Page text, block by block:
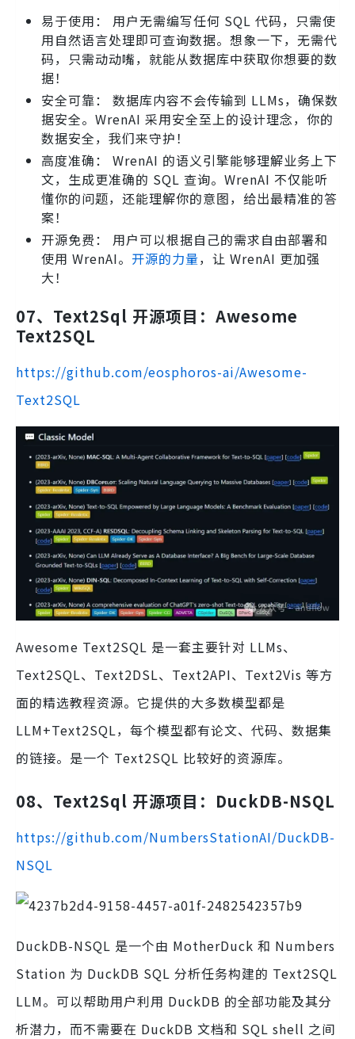
易于使用： 用户无需编写任何 SQL 代码，只需使
用自然语言处理即可查询数据。想象一下，无需代
码，只需动动嘴，就能从数据库中获取你想要的数
据！
安全可靠： 数据库内容不会传输到 LLMs，确保数
据安全。WrenAI 采用安全至上的设计理念，你的
数据安全，我们来守护！
高度准确： WrenAI 的语义引擎能够理解业务上下
文，生成更准确的 SQL 查询。WrenAI 不仅能听
懂你的问题，还能理解你的意图，给出最精准的答
案！
开源免费： 用户可以根据自己的需求自由部署和
使用 WrenAI。 开源的力量，让 WrenAI 更加强
大！
07、Text2Sql 开源项目：Awesome
Text2SQL
https://github.com/eosphoros-ai/Awesome-
Text2SQL
Awesome Text2SQL 是一套主要针对 LLMs、
Text2SQL、Text2DSL、Text2API、Text2Vis 等方
面的精选教程资源。它提供的大多数模型都是
LLM+Text2SQL，每个模型都有论文、代码、数据集
的链接。是一个 Text2SQL 比较好的资源库。
08、Text2Sql 开源项目：DuckDB-NSQL
https://github.com/NumbersStationAI/DuckDB-
NSQL
DuckDB-NSQL 是一个由 MotherDuck 和 Numbers
Station 为 DuckDB SQL 分析任务构建的 Text2SQL
LLM。可以帮助用户利用 DuckDB 的全部功能及其分
析潜力，而不需要在 DuckDB 文档和 SQL shell 之间